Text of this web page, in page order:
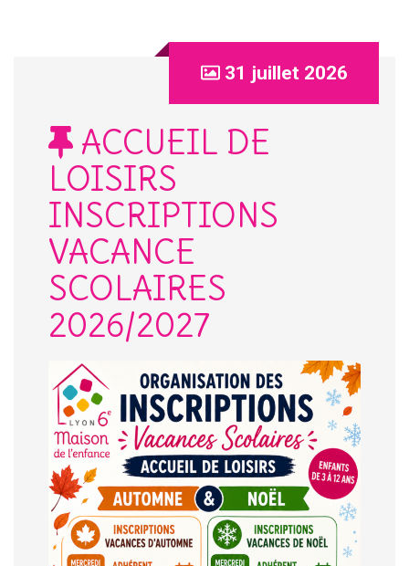
31 juillet 2026
ACCUEIL DE
LOISIRS
INSCRIPTIONS
VACANCE
SCOLAIRES
2026/2027